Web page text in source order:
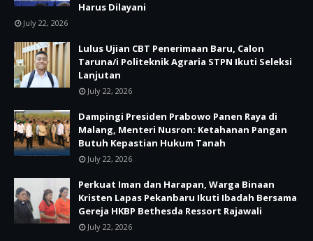
Harus Dilayani
July 22, 2026
Lulus Ujian CBT Penerimaan Baru, Calon
Taruna/i Politeknik Agraria STPN Ikuti Seleksi
Lanjutan
July 22, 2026
Dampingi Presiden Prabowo Panen Raya di
Malang, Menteri Nusron: Ketahanan Pangan
Butuh Kepastian Hukum Tanah
July 22, 2026
Perkuat Iman dan Harapan, Warga Binaan
Kristen Lapas Pekanbaru Ikuti Ibadah Bersama
Gereja HKBP Bethesda Ressort Rajawali
July 22, 2026